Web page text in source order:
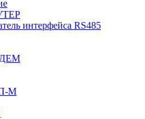
интерфейса RS485
М